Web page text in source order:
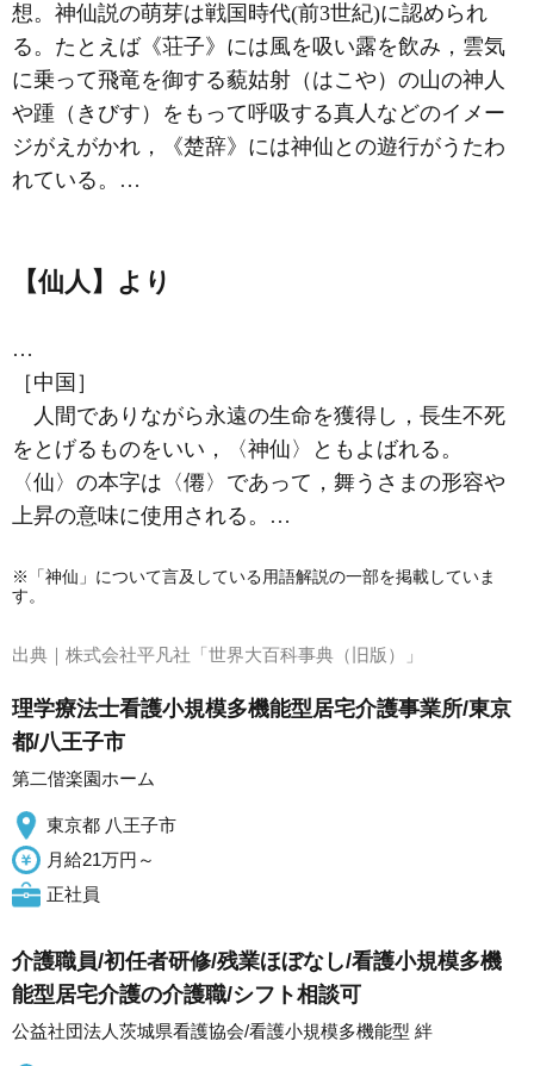
想。神仙説の萌芽は戦国時代(前3世紀)に認められ
る。たとえば《荘子》には風を吸い露を飲み，雲気
に乗って飛竜を御する藐姑射（はこや）の山の神人
や踵（きびす）をもって呼吸する真人 などのイメー
ジがえがかれ，《楚辞》には神仙との遊行がうたわ
れている。…
【仙人】より
…
［中国］
人間でありながら永遠の生命を獲得し，長生不死
をとげるものをいい，〈神仙〉ともよばれる。
〈仙〉の本字は〈僊〉であって，舞うさまの形容や
上昇の意味に使用される。…
※「神仙」について言及している用語解説の一部を掲載していま
す。
出典｜ 株式会社平凡社「世界大百科事典（旧版）」
理学療法士看護小規模多機能型居宅介護事業所/東京
都/八王子市
第二偕楽園ホーム
東京都 八王子市
月給21万円～
正社員
介護職員/初任者研修/残業ほぼなし/看護小規模多機
能型居宅介護の介護職/シフト相談可
公益社団法人茨城県看護協会/看護小規模多機能型 絆